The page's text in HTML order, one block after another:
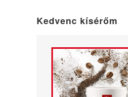
Kedvenc kísérőm